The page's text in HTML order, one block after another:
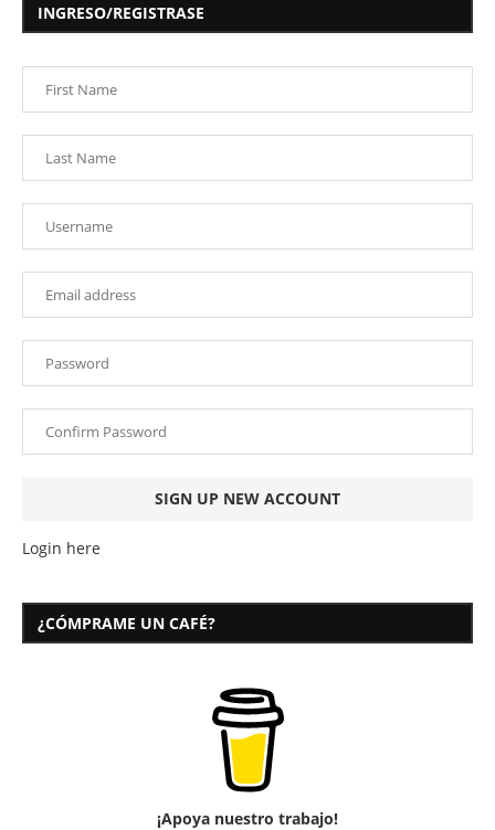
INGRESO/REGISTRASE
Login here
¿CÓMPRAME UN CAFÉ?
¡Apoya nuestro trabajo!